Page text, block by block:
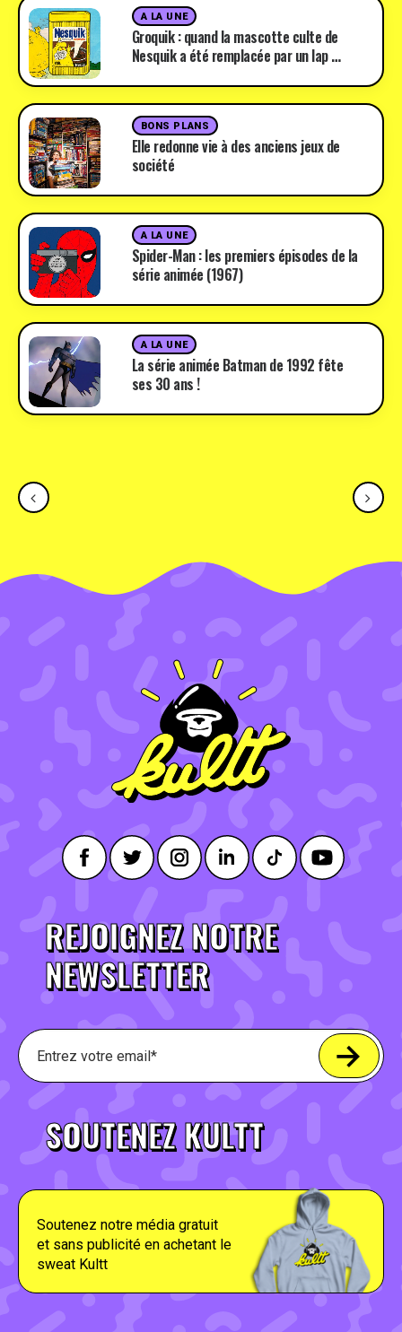
A LA UNE
Groquik : quand la mascotte culte de
Nesquik a été remplacée par un lap …
BONS PLANS
Elle redonne vie à des anciens jeux de
société
A LA UNE
Spider-Man : les premiers épisodes de la
série animée (1967)
A LA UNE
La série animée Batman de 1992 fête
ses 30 ans !
REJOIGNEZ NOTRE
NEWSLETTER
SOUTENEZ KULTT
Soutenez notre média gratuit
et sans publicité en achetant le
sweat Kultt